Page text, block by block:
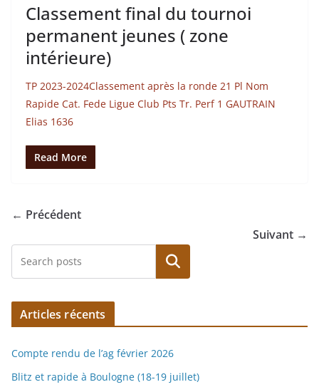
Classement final du tournoi
permanent jeunes ( zone
intérieure)
TP 2023-2024Classement après la ronde 21 Pl Nom
Rapide Cat. Fede Ligue Club Pts Tr. Perf 1 GAUTRAIN
Elias 1636
Read More
← Précédent
Suivant →
Rechercher
Articles récents
Compte rendu de l’ag février 2026
Blitz et rapide à Boulogne (18-19 juillet)